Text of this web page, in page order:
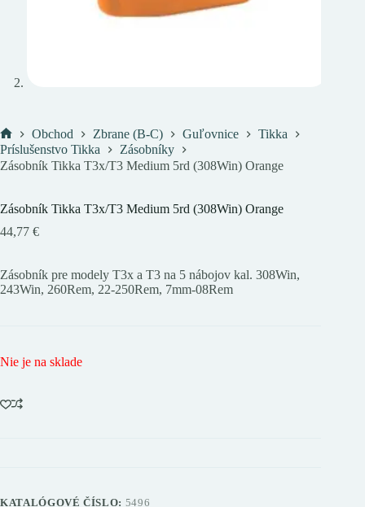
Domov
Obchod Zbrane (B-C) Guľovnice
Tikka
Príslušenstvo Tikka
Zásobníky
Zásobník Tikka T3x/T3 Medium 5rd (308Win) Orange
Zásobník Tikka T3x/T3 Medium 5rd (308Win) Orange
44,77 €
Zásobník pre modely T3x a T3 na 5 nábojov kal. 308Win,
243Win, 260Rem, 22-250Rem, 7mm-08Rem
Nie je na sklade
KATALÓGOVÉ ČÍSLO: 5496